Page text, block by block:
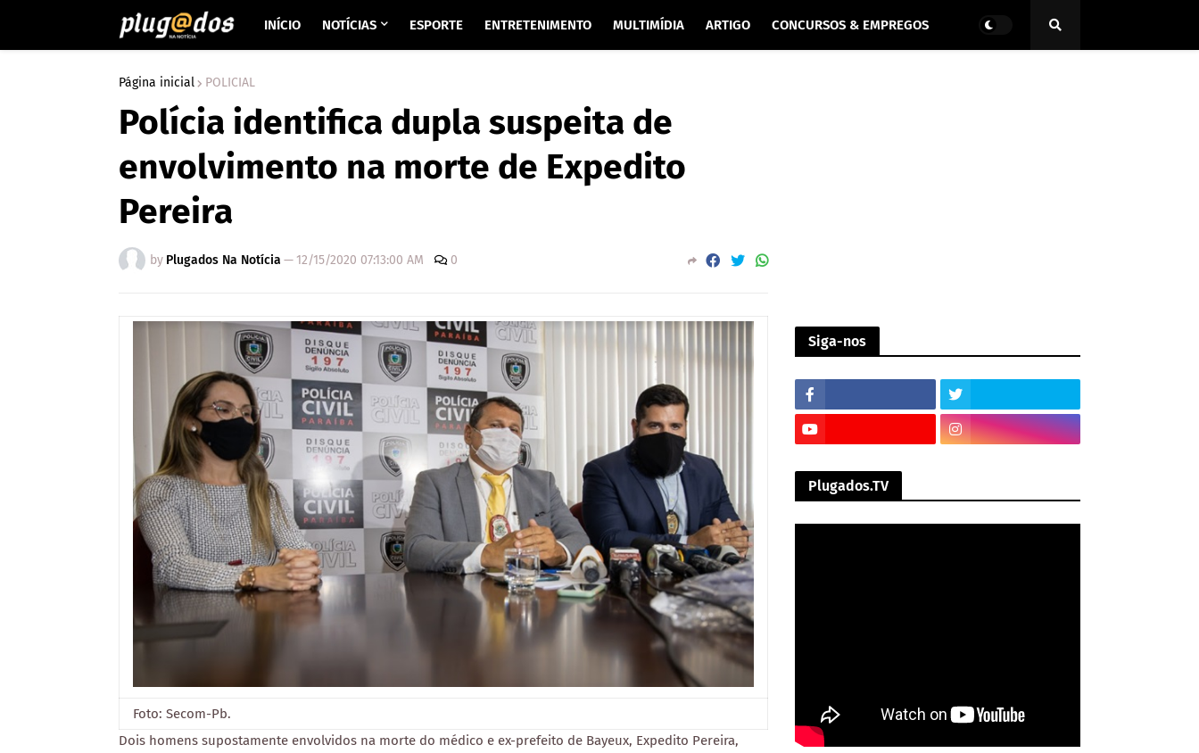
INÍCIO NOTÍCIAS ESPORTE ENTRETENIMENTO MULTIMÍDIA ARTIGO CONCURSOS & EMPREGOS
Página inicial POLICIAL
Polícia identifica dupla suspeita de
envolvimento na morte de Expedito
Pereira
by Plugados Na Notícia — 12/15/2020 07:13:00 AM 0
Foto: Secom-Pb.
Dois homens supostamente envolvidos na morte do médico e ex-prefeito de Bayeux, Expedito Pereira,
Siga-nos
Plugados.TV